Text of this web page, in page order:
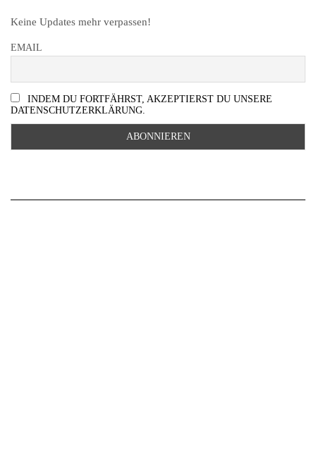
Keine Updates mehr verpassen!
EMAIL
INDEM DU FORTFÄHRST, AKZEPTIERST DU UNSERE
DATENSCHUTZERKLÄRUNG.